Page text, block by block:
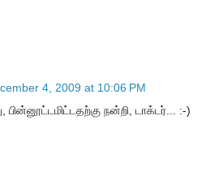
4, 2009 at 10:06 PM
பின்னூட்டமிட்டதற்கு நன்றி, டாக்டர்... :-)